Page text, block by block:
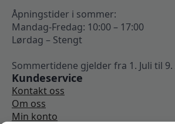
Åpningstider i sommer:
Mandag-Fredag: 10:00 – 17:00
Lørdag – Stengt
Sommertidene gjelder fra 1. Juli til
Kundeservice
Kontakt oss
Om oss
Min konto